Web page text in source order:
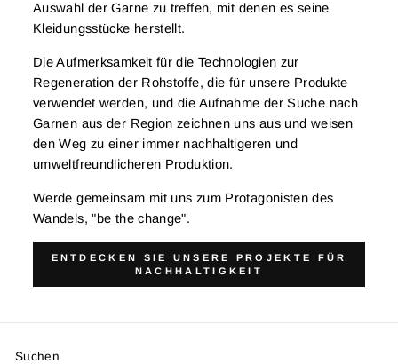
Auswahl der Garne zu treffen, mit denen es seine
Kleidungsstücke herstellt.
Die Aufmerksamkeit für die Technologien zur
Regeneration der Rohstoffe, die für unsere Produkte
verwendet werden, und die Aufnahme der Suche nach
Garnen aus der Region zeichnen uns aus und weisen
den Weg zu einer immer nachhaltigeren und
umweltfreundlicheren Produktion.
Werde gemeinsam mit uns zum Protagonisten des
Wandels, "be the change".
ENTDECKEN SIE UNSERE PROJEKTE FÜR
NACHHALTIGKEIT
Suchen